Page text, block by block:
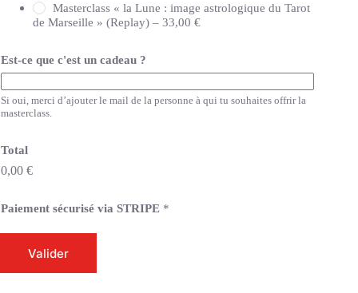
Masterclass « la Lune : image astrologique du Tarot
de Marseille » (Replay) – 33,00 €
Est-ce que c'est un cadeau ?
Si oui, merci d’ajouter le mail de la personne à qui tu souhaites offrir la
masterclass.
Total
0,00 €
Paiement sécurisé via STRIPE *
Valider